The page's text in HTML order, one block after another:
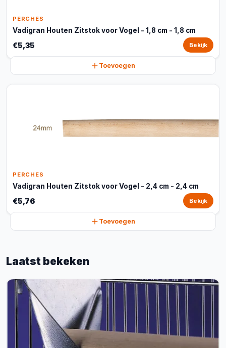
PERCHES
Vadigran Houten Zitstok voor Vogel - 1,8 cm - 1,8 cm
€5,35 Bekijk
Toevoegen
PERCHES
Vadigran Houten Zitstok voor Vogel - 2,4 cm - 2,4 cm
€5,76 Bekijk
Toevoegen
Laatst bekeken